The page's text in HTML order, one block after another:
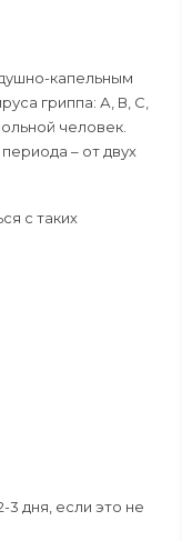
капельным
гриппа: А, В, С,
человек.
– от двух
с таких
дня, если это не